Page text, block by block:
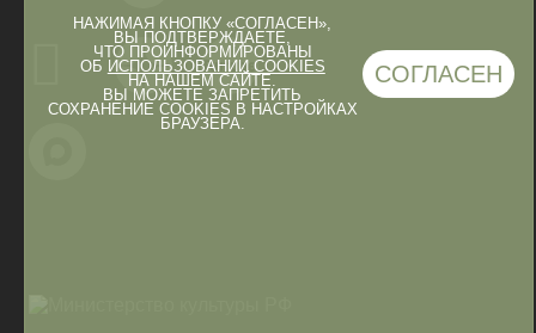
НАЖИМАЯ КНОПКУ «СОГЛАСЕН»,
ВЫ ПОДТВЕРЖДАЕТЕ,
ЧТО ПРОИНФОРМИРОВАНЫ
ОБ ИСПОЛЬЗОВАНИИ COOKIES
НА НАШЕМ САЙТЕ.
ВЫ МОЖЕТЕ ЗАПРЕТИТЬ
СОХРАНЕНИЕ COOKIES В НАСТРОЙКАХ
БРАУЗЕРА.
СОГЛАСЕН